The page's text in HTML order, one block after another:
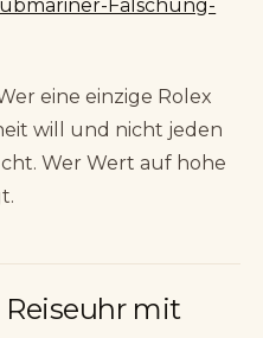
Fälschung-
eine einzige Rolex
will und nicht jeden
Wer Wert auf hohe
Reiseuhr mit